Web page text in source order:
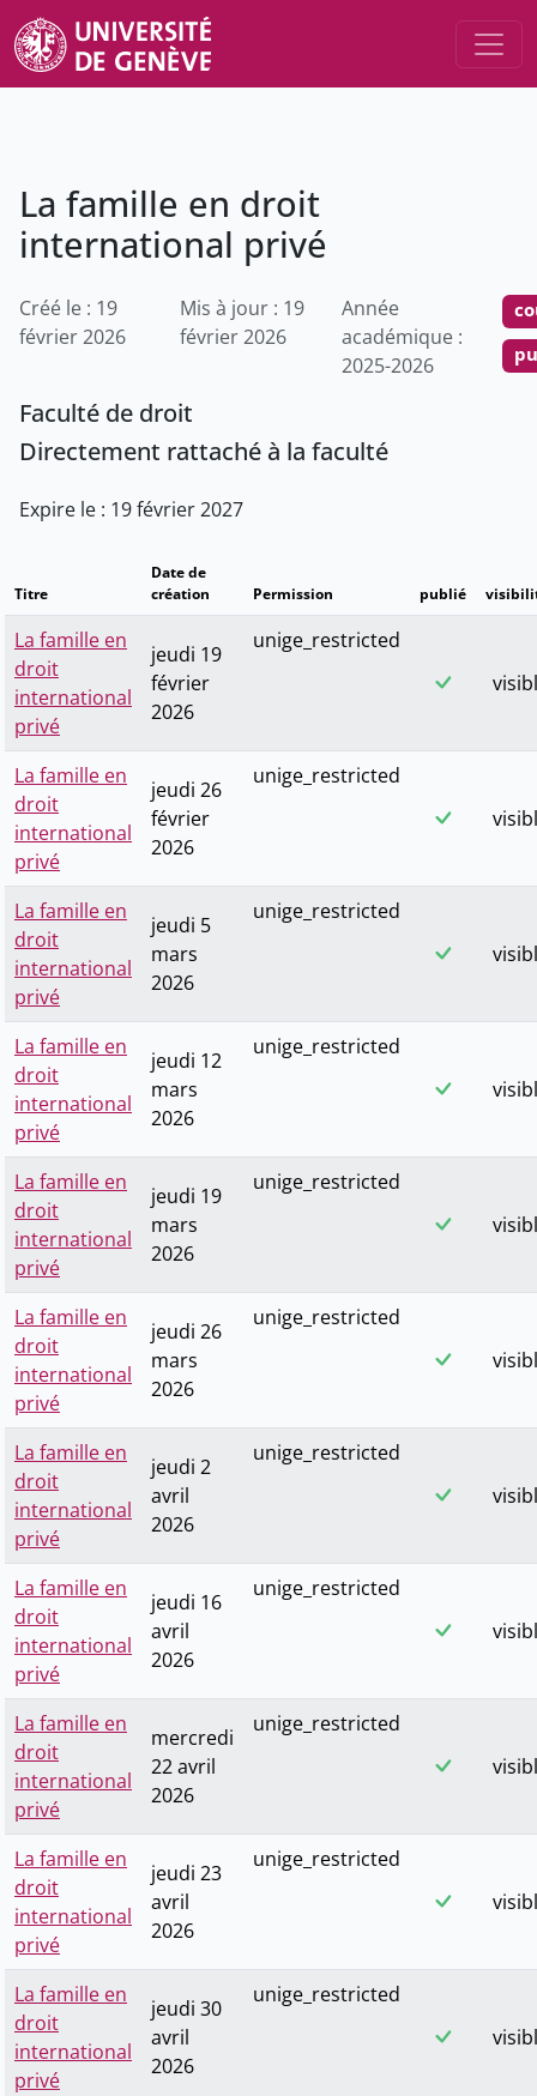
La famille en droit
international privé
Créé le : 19
février 2026
Mis à jour : 19
février 2026
Année
académique :
2025-2026
Faculté de droit
Directement rattaché à la faculté
Expire le : 19 février 2027
Titre
Date de
création
Permission publié
La famille en
droit
international
privé
jeudi 19
février
2026
unige_restricted
La famille en
droit
international
privé
jeudi 26
février
2026
unige_restricted
La famille en
droit
international
privé
jeudi 5
mars
2026
unige_restricted
La famille en
droit
international
privé
jeudi 12
mars
2026
unige_restricted
La famille en
droit
international
privé
jeudi 19
mars
2026
unige_restricted
La famille en
droit
international
privé
jeudi 26
mars
2026
unige_restricted
La famille en
droit
international
privé
jeudi 2
avril
2026
unige_restricted
La famille en
droit
international
privé
jeudi 16
avril
2026
unige_restricted
La famille en
droit
international
privé
mercredi
22 avril
2026
unige_restricted
La famille en
droit
international
privé
jeudi 23
avril
2026
unige_restricted
La famille en
droit
international
privé
jeudi 30
avril
2026
unige_restricted